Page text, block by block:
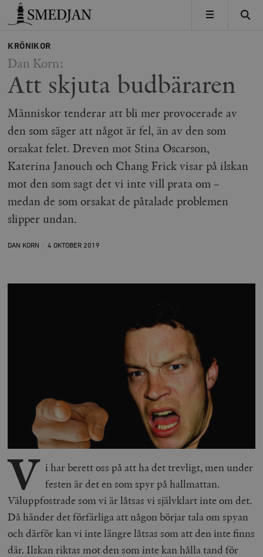
Timbro
MENY
KRÖNIKOR
Dan Korn:
Att skjuta budbäraren
Människor tenderar att bli mer provocerade av
den som säger att något är fel, än av den som
orsakat felet. Dreven mot Stina Oscarson,
Katerina Janouch och Chang Frick visar på ilskan
mot den som sagt det vi inte vill prata om –
medan de som orsakat de påtalade problemen
slipper undan.
DAN KORN 4 OKTOBER 2019
V i har berett oss på att ha det trevligt, men under
festen är det en som spyr på hallmattan.
Väluppfostrade som vi är låtsas vi självklart inte om det.
Då händer det förfärliga att någon börjar tala om spyan
och därför kan vi inte längre låtsas som att den inte finns
där. Ilskan riktas mot den som inte kan hålla tand för